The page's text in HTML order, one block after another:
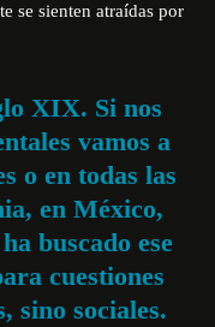
se sienten atraídas por
XIX. Si nos
vamos a
o en todas las
en México,
buscado ese
cuestiones
sino sociales.